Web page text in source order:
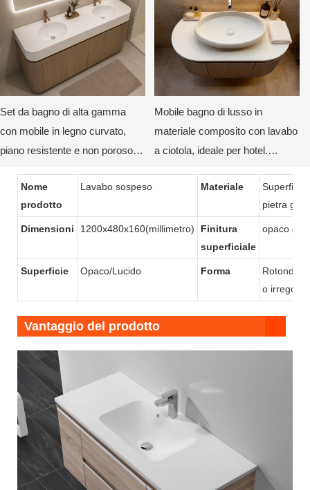
Set da bagno di alta gamma
con mobile in legno curvato,
piano resistente e non poroso e
Mobile bagno di lusso in
materiale composito con lavabo
a ciotola, ideale per hotel.
Nome
prodotto
Lavabo sospeso Materiale
Superficie
pietra gel-
Dimensioni 1200x480x160(millimetro)
Finitura
superficiale
opaco &
Superficie Opaco/Lucido Forma
Rotondo/
o
Vantaggio del prodotto